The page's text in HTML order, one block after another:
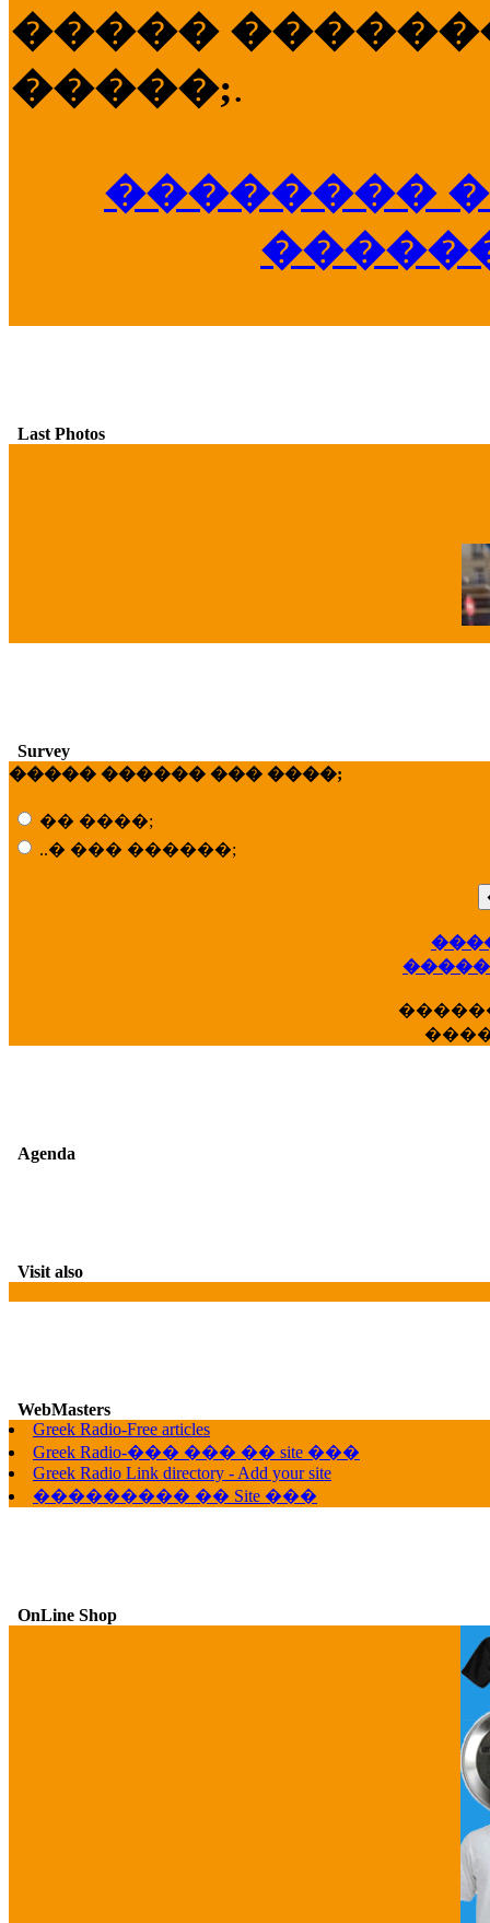
�����
�����;.
��������
Last Photos
Survey
����� ������ ��� ����;
�� ����;
..� ��� ������;
Agenda
Visit also
WebMasters
Greek Radio-Free articles
Greek Radio-��� ��� �� site ���
Greek Radio Link directory - Add your site
��������� �� Site ���
OnLine Shop